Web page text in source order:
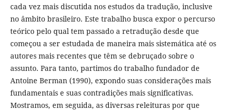
cada vez mais discutida nos estudos da tradução, inclusive
no âmbito brasileiro. Este trabalho busca expor o percurso
teórico pelo qual tem passado a retradução desde que
começou a ser estudada de maneira mais sistemática até os
autores mais recentes que têm se debruçado sobre o
assunto. Para tanto, partimos do trabalho fundador de
Antoine Berman (1990), expondo suas considerações mais
fundamentais e suas contradições mais significativas.
Mostramos, em seguida, as diversas releituras por que